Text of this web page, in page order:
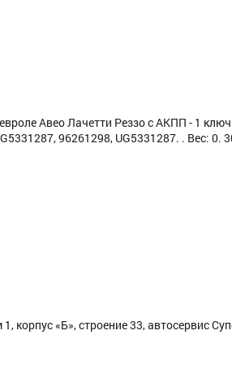
Авео Лачетти Реззо с АКПП - 1 ключ
96261298, UG5331287. . Вес: 0.
«Б», строение 33, автосервис